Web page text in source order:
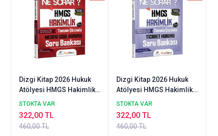
Dizgi Kitap 2026 Hukuk
Atölyesi HMGS Hakimlik
Medeni Usul Hukuku Ne
Bankası Çözümlü -
Mustafa Dinçdemir Dizgi
STOKTA VAR
460,00 TL
322,00 TL
Dizgi Kitap 2026 Hukuk
Atölyesi HMGS Hakimlik
Ticaret Hukuku Ne Sordu
Çözümlü - Okan Yıldırım
Dizgi Kitap
STOKTA VAR
460,00 TL
322,00 TL